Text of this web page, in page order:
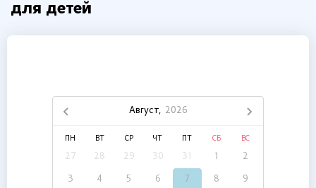
для детей
Август, 2026
ПН ВТ СР ЧТ СБ ВС
27 28 29 30 31 1 2
3 4 5 6 7 8 9